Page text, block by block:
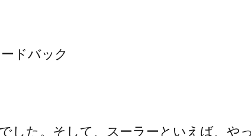
ドバック
した。そして、スーラーといえば、や